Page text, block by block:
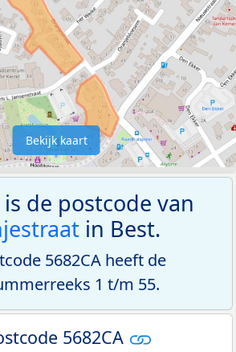
Bekijk kaart
is de postcode van
in Best.
5682CA heeft de
1 t/m 55.
5682CA